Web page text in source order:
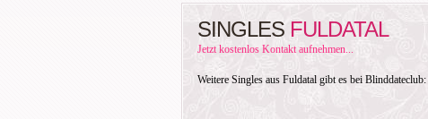
SINGLES FULDATAL
Jetzt kostenlos Kontakt aufnehmen...
Weitere Singles aus Fuldatal gibt es bei Blinddateclub: